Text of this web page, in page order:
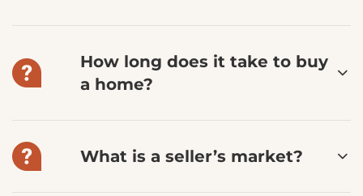
How long does it take to buy
a home?
What is a seller’s market?